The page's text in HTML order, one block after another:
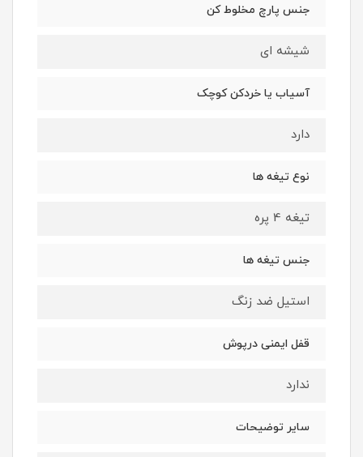
جنس پارچ مخلوط کن
شیشه ای
آسیاب یا خردکن کوچک
دارد
نوع تیغه ها
تیغه 4 پره
جنس تیغه ها
استیل ضد زنگ
قفل ایمنی درپوش
ندارد
سایر توضیحات